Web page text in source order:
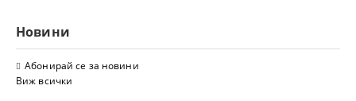
Новини
Абонирай се за новини
Виж всички